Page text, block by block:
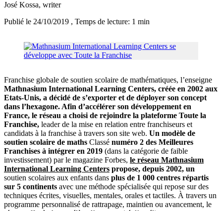
José Kossa, writer
Publié le 24/10/2019 , Temps de lecture: 1 min
Franchise globale de soutien scolaire de mathématiques, l’enseigne
Mathnasium International Learning Centers, créée en 2002 aux
Etats-Unis, a décidé de s’exporter et de déployer son concept
dans l’hexagone. Afin d’accélérer son développement en
France, le réseau a choisi de rejoindre la plateforme Toute la
Franchise, leader de la mise en relation entre franchiseurs et
candidats à la franchise à travers son site web. Un modèle de
soutien scolaire de maths Classé numéro 2 des Meilleures
Franchises à intégrer en 2019 (dans la catégorie de faible
investissement) par le magazine Forbes, le réseau Mathnasium
International Learning Centers propose, depuis 2002, un
soutien scolaires aux enfants dans plus de 1 000 centres répartis
sur 5 continents avec une méthode spécialisée qui repose sur des
techniques écrites, visuelles, mentales, orales et tactiles. À travers un
programme personnalisé de rattrapage, maintien ou avancement, le